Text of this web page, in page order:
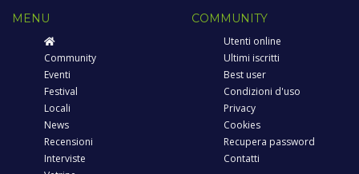
MENU
Community
Eventi
Festival
Locali
News
Recensioni
Interviste
COMMUNITY
Utenti online
Ultimi iscritti
Best user
Condizioni d'uso
Privacy
Cookies
Recupera password
Contatti